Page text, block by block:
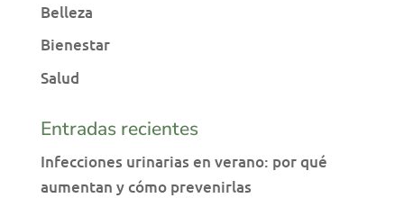
Belleza
Bienestar
Salud
Entradas recientes
Infecciones urinarias en verano: por qué
aumentan y cómo prevenirlas